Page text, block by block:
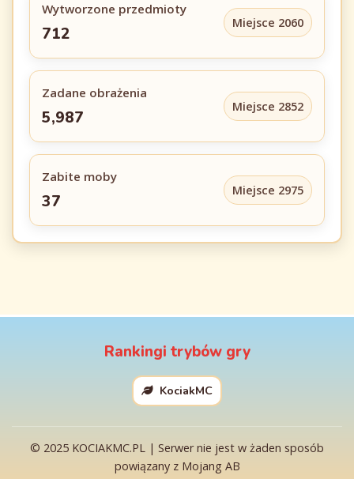
Wytworzone przedmioty
712
Miejsce 2060
Zadane obrażenia
5,987
Miejsce 2852
Zabite moby
37
Miejsce 2975
Rankingi trybów gry
KociakMC
© 2025 KOCIAKMC.PL | Serwer nie jest w żaden sposób
powiązany z Mojang AB